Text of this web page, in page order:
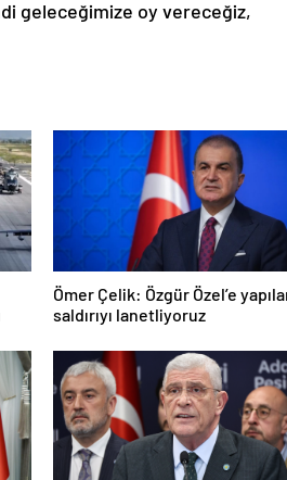
geleceğimize oy vereceğiz,
Ömer Çelik: Özgür Özel’e
saldırıyı lanetliyoruz